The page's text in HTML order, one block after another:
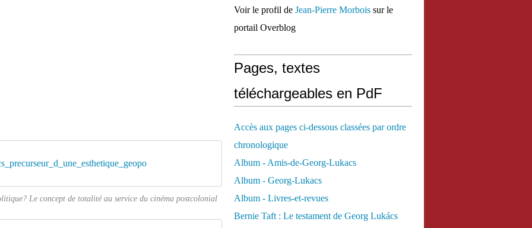
Le concept de totalité au service du cinéma postcolonial
Voir le profil de Jean-Pierre Morbois sur le
portail Overblog
Pages, textes
téléchargeables en PdF
Accès aux pages ci-dessous classées par ordre
chronologique
Album - Amis-de-Georg-Lukacs
Album - Georg-Lukacs
Album - Livres-et-revues
Bernie Taft : Le testament de Georg Lukács